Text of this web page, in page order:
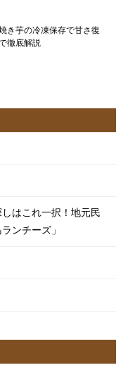
き芋の冷凍保存で甘さ復
徹底解説
はこれ一択！地元民
ンチーズ」